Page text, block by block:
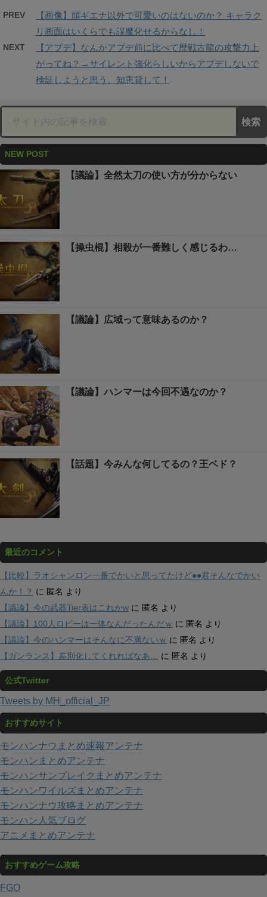
PREV
【画像】頭ギエナ以外で可愛いのはないのか？ キャラク
リ画面はいくらでも誤魔化せるからなし！
NEXT
【アプデ】なんかアプデ前に比べて歴戦古龍の攻撃力上
がってね？→サイレント強化らしいからアプデしないで
検証しようと思う、知恵貸して！
NEW POST
【議論】全然太刀の使い方が分からない
【操虫棍】相殺が一番難しく感じるわ…
【議論】広域って意味あるのか？
【議論】ハンマーは今回不遇なのか？
【話題】今みんな何してるの？王ベド？
最近のコメント
【比較】ラオシャンロン一番でかいと思ってたけど●●君そんなでかい
んか！？ に 匿名 より
【議論】今の武器Tier表はこれかw に 匿名 より
【議論】100人ロビーは一体なんだったんだｗ に 匿名 より
【議論】今のハンマーはそんなに不満ないｗ に 匿名 より
【ガンランス】差別化してくれればなあ…
に 匿名 より
公式Twitter
Tweets by MH_official_JP
おすすめサイト
モンハンナウまとめ速報アンテナ
モンハンまとめアンテナ
モンハンサンブレイクまとめアンテナ
モンハンワイルズまとめアンテナ
モンハンナウ攻略まとめアンテナ
モンハン人気ブログ
アニメまとめアンテナ
おすすめゲーム攻略
FGO